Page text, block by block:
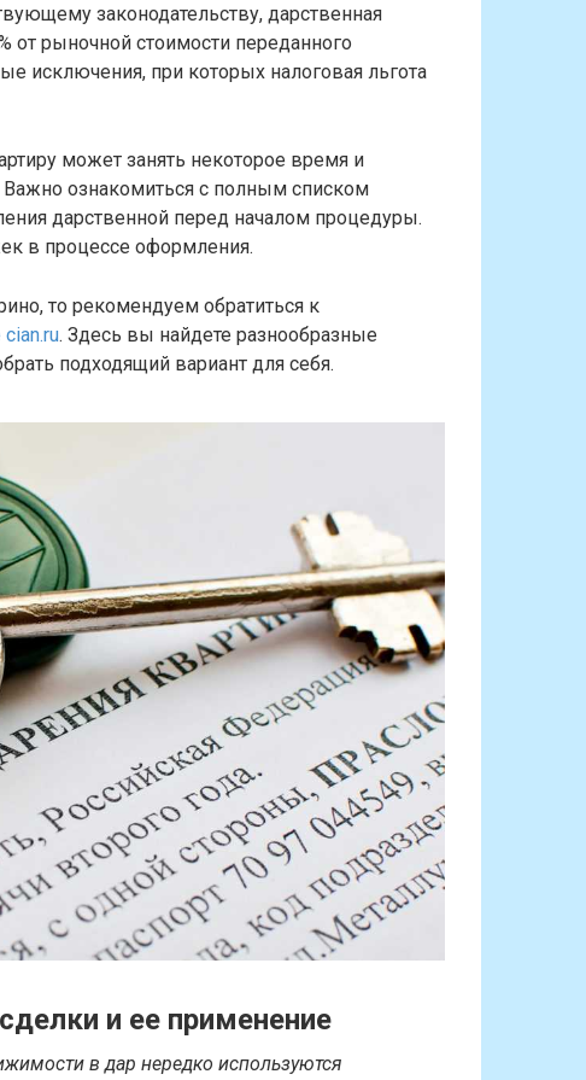
законодательству, дарственная
от рыночной стоимости переданного
исключения, при которых налоговая льгота
может занять некоторое время и
ознакомиться с полным списком
дарственной перед началом процедуры.
в процессе оформления.
то рекомендуем обратиться к
. Здесь вы найдете разнообразные
подходящий вариант для себя.
и ее применение
в дар нередко используются